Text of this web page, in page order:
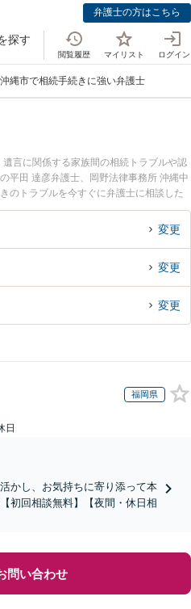
弁護士の方はこちら
探す
閲覧履歴 マイリスト ログイン
沖縄市で相続手続きに強い弁護士
言に関係する家族間の相続トラブルや認
平田 達彦弁護士、岡野法律事務所 沖縄中
のトラブルを今すぐに弁護士に相談した
護士に相談予約したい』などでお困りの相
変更
変更
変更
福岡県
日
かし、お気持ちに寄り添って本
初回相談無料】【夜間・休日相
問い合わせ